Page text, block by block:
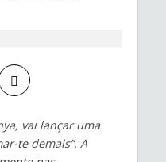
vai lançar uma
te demais”. A